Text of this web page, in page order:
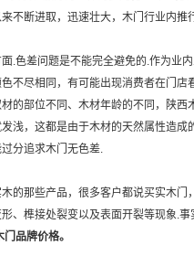
不断进取，迅速壮大，木门行业内推
.色差问题是不能完全避免的.作为业
不尽相同，有可能出现消费者在门店
的部位不同、木材年龄的不同，陕西
浅，这都是由于木材的天然属性造
分追求木门无色差.
的那些产品，很多客户都说买实木门
、榫接处裂变以及表面开裂等现象.
门品牌价格。